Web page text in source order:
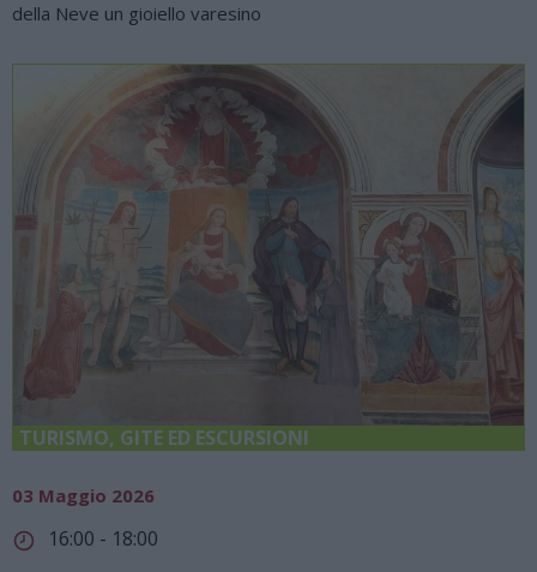
della Neve un gioiello varesino
TURISMO, GITE ED ESCURSIONI
03 Maggio 2026
16:00 - 18:00